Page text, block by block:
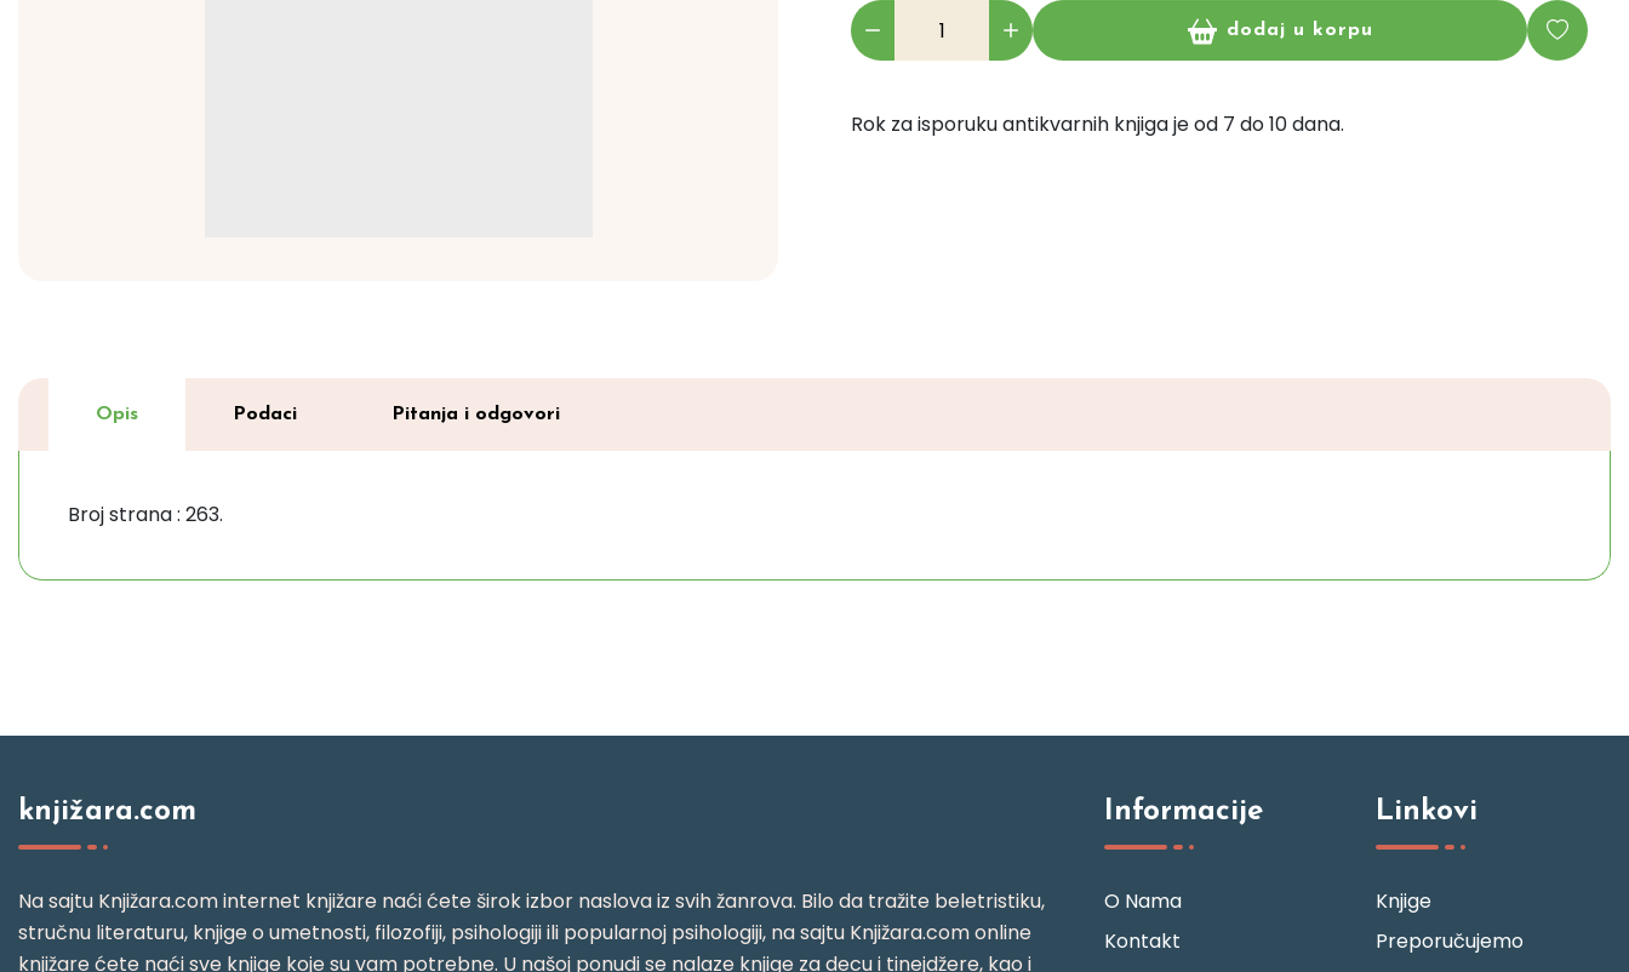
dodaj u korpu
Rok za isporuku antikvarnih knjiga je od 7 do 10 dana.
Opis Podaci Pitanja i odgovori
Broj strana : 263.
knjižara.com
Na sajtu Knjižara.com internet knjižare naći ćete širok izbor naslova iz svih žanrova. Bilo da tražite beletristiku,
stručnu literaturu, knjige o umetnosti, filozofiji, psihologiji ili popularnoj psihologiji, na sajtu Knjižara.com online
knjižare ćete naći sve knjige koje su vam potrebne. U našoj ponudi se nalaze knjige za decu i tinejdžere, kao i
Informacije
O Nama
Kontakt
Linkovi
Knjige
Preporučujemo